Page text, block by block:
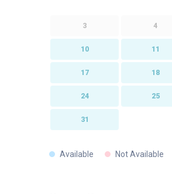
3 4
10 11
17 18
24 25
31
Available Not Available